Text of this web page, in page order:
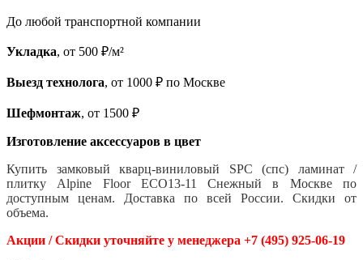
До любой транспортной компании
Укладка, от 500 ₽/м²
Выезд технолога, от 1000 ₽ по Москве
Шефмонтаж, от 1500 ₽
Изготовление аксессуаров в цвет
Купить замковый кварц-виниловый SPC (спс) ламинат /
плитку Alpine Floor ECO13-11 Снежный в Москве по
доступным ценам. Доставка по всей России. Скидки от
объема.
Акции / Скидки уточняйте у менеджера +7 (495) 925-06-19